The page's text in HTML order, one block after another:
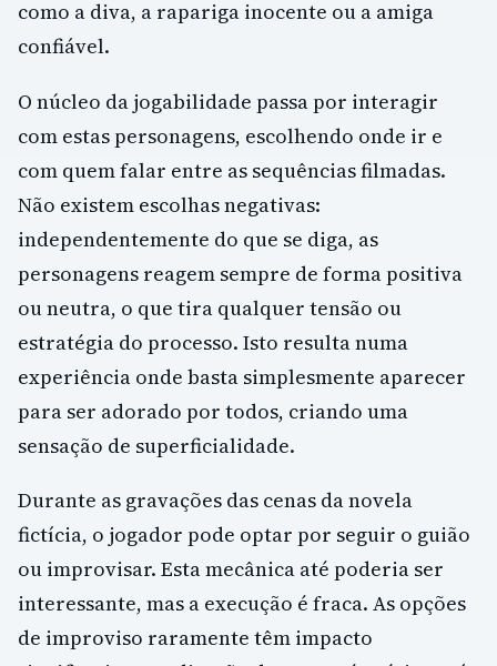
como a diva, a rapariga inocente ou a amiga
confiável.
O núcleo da jogabilidade passa por interagir
com estas personagens, escolhendo onde ir e
com quem falar entre as sequências filmadas.
Não existem escolhas negativas:
independentemente do que se diga, as
personagens reagem sempre de forma positiva
ou neutra, o que tira qualquer tensão ou
estratégia do processo. Isto resulta numa
experiência onde basta simplesmente aparecer
para ser adorado por todos, criando uma
sensação de superficialidade.
Durante as gravações das cenas da novela
fictícia, o jogador pode optar por seguir o guião
ou improvisar. Esta mecânica até poderia ser
interessante, mas a execução é fraca. As opções
de improviso raramente têm impacto